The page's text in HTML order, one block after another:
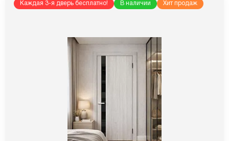
Каждая 3-я дверь бесплатно! В наличии Хит продаж